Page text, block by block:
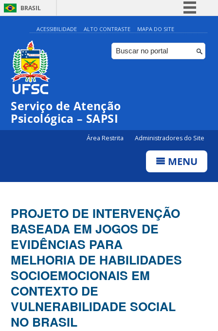
BRASIL
Simplifique!
Comunica BR
Participe
ACESSIBILIDADE ALTO CONTRASTE MAPA DO SITE
Serviço de Atenção
Psicológica – SAPSI
Área Restrita Administradores do Site
MENU
PROJETO DE INTERVENÇÃO
BASEADA EM JOGOS DE
EVIDÊNCIAS PARA
MELHORIA DE HABILIDADES
SOCIOEMOCIONAIS EM
CONTEXTO DE
VULNERABILIDADE SOCIAL
NO BRASIL